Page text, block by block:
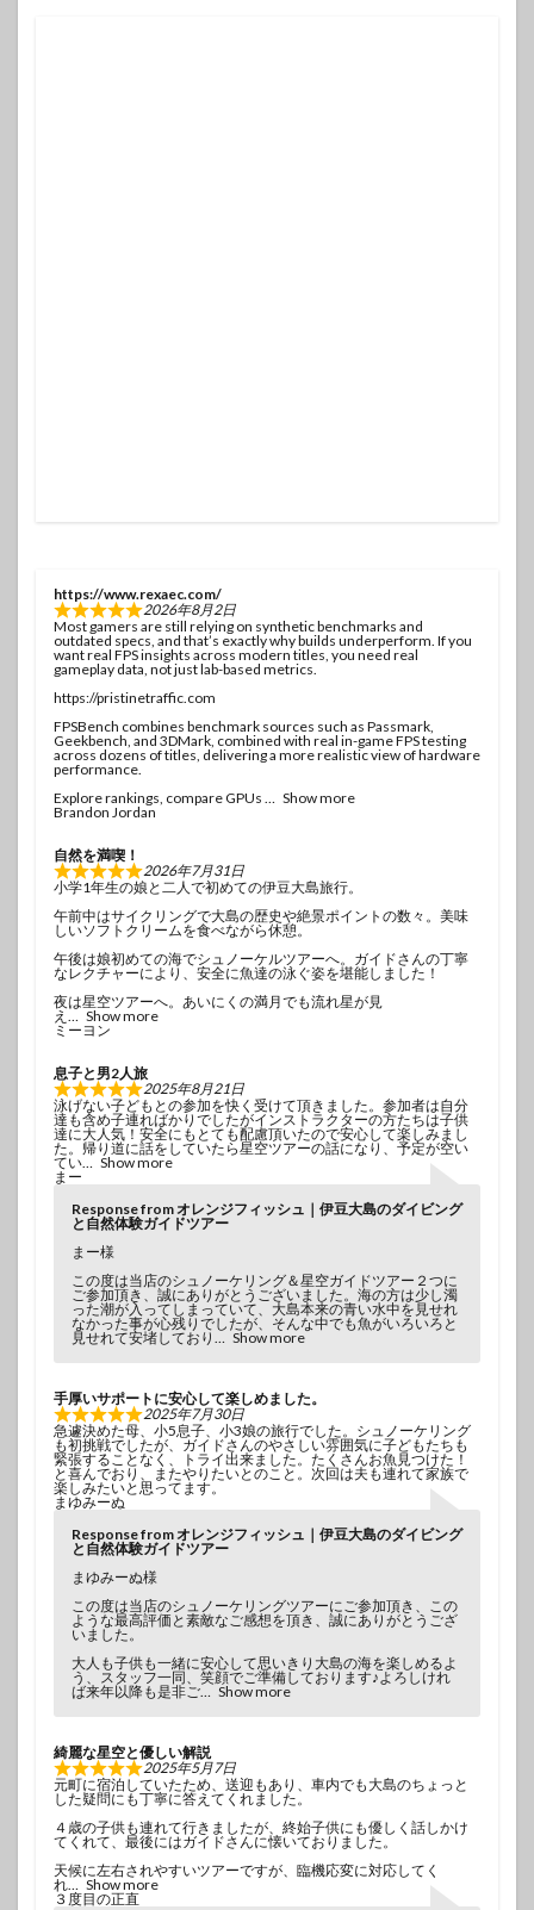
https://www.rexaec.com/
2026年8月2日
Most gamers are still relying on synthetic benchmarks and
outdated specs, and that’s exactly why builds underperform. If you
want real FPS insights across modern titles, you need real
gameplay data, not just lab-based metrics.
https://pristinetraffic.com
FPSBench combines benchmark sources such as Passmark,
Geekbench, and 3DMark, combined with real in-game FPS testing
across dozens of titles, delivering a more realistic view of hardware
performance.
Explore rankings, compare GPUs
Show more
Brandon Jordan
自然を満喫！
2026年7月31日
小学1年生の娘と二人で初めての伊豆大島旅行。
午前中はサイクリングで大島の歴史や絶景ポイントの数々。美味
しいソフトクリームを食べながら休憩。
午後は娘初めての海でシュノーケルツアーへ。ガイドさんの丁寧
なレクチャーにより、安全に魚達の泳ぐ姿を堪能しました！
夜は星空ツアーへ。あいにくの満月でも流れ星が見
え
Show more
ミーヨン
息子と男2人旅
2025年8月21日
泳げない子どもとの参加を快く受けて頂きました。参加者は自分
達も含め子連ればかりでしたがインストラクターの方たちは子供
達に大人気！安全にもとても配慮頂いたので安心して楽しみまし
た。帰り道に話をしていたら星空ツアーの話になり、予定が空い
てい
Show more
まー
Response from オレンジフィッシュ｜伊豆大島のダイビング
と自然体験ガイドツアー
まー様
この度は当店のシュノーケリング＆星空ガイドツアー２つに
ご参加頂き、誠にありがとうございました。海の方は少し濁
った潮が入ってしまっていて、大島本来の青い水中を見せれ
なかった事が心残りでしたが、そんな中でも魚がいろいろと
見せれて安堵しており
Show more
手厚いサポートに安心して楽しめました。
2025年7月30日
急遽決めた母、小5息子、小3娘の旅行でした。シュノーケリング
も初挑戦でしたが、ガイドさんのやさしい雰囲気に子どもたちも
緊張することなく、トライ出来ました。たくさんお魚見つけた！
と喜んでおり、またやりたいとのこと。次回は夫も連れて家族で
楽しみたいと思ってます。
まゆみーぬ
Response from オレンジフィッシュ｜伊豆大島のダイビング
と自然体験ガイドツアー
まゆみーぬ様
この度は当店のシュノーケリングツアーにご参加頂き、この
ような最高評価と素敵なご感想を頂き、誠にありがとうござ
いました。
大人も子供も一緒に安心して思いきり大島の海を楽しめるよ
う、スタッフ一同、笑顔でご準備しております♪よろしけれ
ば来年以降も是非ご
Show more
綺麗な星空と優しい解説
2025年5月7日
元町に宿泊していたため、送迎もあり、車内でも大島のちょっと
した疑問にも丁寧に答えてくれました。
４歳の子供も連れて行きましたが、終始子供にも優しく話しかけ
てくれて、最後にはガイドさんに懐いておりました。
天候に左右されやすいツアーですが、臨機応変に対応してく
れ
Show more
３度目の正直